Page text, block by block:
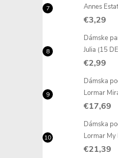
Annes
€3,29
Dámske
Julia (15
€2,99
Dámska
Lormar
€17,69
Dámska
Lormar
€21,39